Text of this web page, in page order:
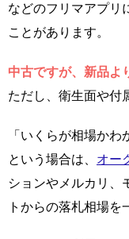
などのフリマアプリ
ことがあります。
中古ですが、新品よ
ただし、衛生面や付
「いくらが相場かわ
という場合は、 オー
ションやメルカリ、
トからの落札相場を